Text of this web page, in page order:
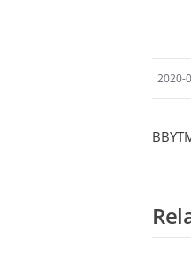
2020-